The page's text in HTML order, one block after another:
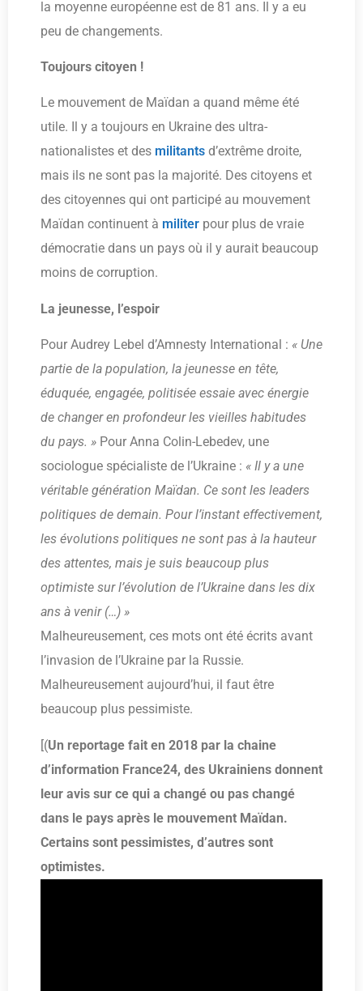
la moyenne européenne est de 81 ans. Il y a eu
peu de changements.
Toujours citoyen !
Le mouvement de Maïdan a quand même été
utile. Il y a toujours en Ukraine des ultra-
nationalistes et des militants d’extrême droite,
mais ils ne sont pas la majorité. Des citoyens et
des citoyennes qui ont participé au mouvement
Maïdan continuent à militer pour plus de vraie
démocratie dans un pays où il y aurait beaucoup
moins de corruption.
La jeunesse, l’espoir
Pour Audrey Lebel d’Amnesty International : « Une
partie de la population, la jeunesse en tête,
éduquée, engagée, politisée essaie avec énergie
de changer en profondeur les vieilles habitudes
du pays. » Pour Anna Colin-Lebedev, une
sociologue spécialiste de l’Ukraine : « Il y a une
véritable génération Maïdan. Ce sont les leaders
politiques de demain. Pour l’instant effectivement,
les évolutions politiques ne sont pas à la hauteur
des attentes, mais je suis beaucoup plus
optimiste sur l’évolution de l’Ukraine dans les dix
ans à venir (…) »
Malheureusement, ces mots ont été écrits avant
l’invasion de l’Ukraine par la Russie.
Malheureusement aujourd’hui, il faut être
beaucoup plus pessimiste.
[(Un reportage fait en 2018 par la chaine
d’information France24, des Ukrainiens donnent
leur avis sur ce qui a changé ou pas changé
dans le pays après le mouvement Maïdan.
Certains sont pessimistes, d’autres sont
optimistes.